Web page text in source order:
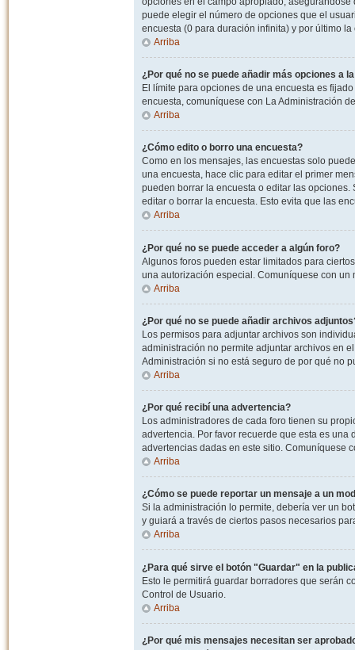
puede elegir el número de opciones que el
encuesta (0 para duración infinita) y por último
Arriba
¿Por qué no se puede añadir más opciones a
El límite para opciones de una encuesta es
encuesta, comuníquese con La Administración
Arriba
¿Cómo edito o borro una encuesta?
Como en los mensajes, las encuestas solo
una encuesta, hace clic para editar el primer
pueden borrar la encuesta o editar las
editar o borrar la encuesta. Esto evita que las
Arriba
¿Por qué no se puede acceder a algún foro?
Algunos foros pueden estar limitados para
una autorización especial. Comuníquese con
Arriba
¿Por qué no se puede añadir archivos
Los permisos para adjuntar archivos son
administración no permite adjuntar archivos en
Administración si no está seguro de por qué no
Arriba
¿Por qué recibí una advertencia?
Los administradores de cada foro tienen su
advertencia. Por favor recuerde que esta es
advertencias dadas en este sitio. Comuníquese
Arriba
¿Cómo se puede reportar un mensaje a un
Si la administración lo permite, debería ver un
y guiará a través de ciertos pasos necesarios
Arriba
¿Para qué sirve el botón "Guardar" en la
Esto le permitirá guardar borradores que serán
Control de Usuario.
Arriba
¿Por qué mis mensajes necesitan ser